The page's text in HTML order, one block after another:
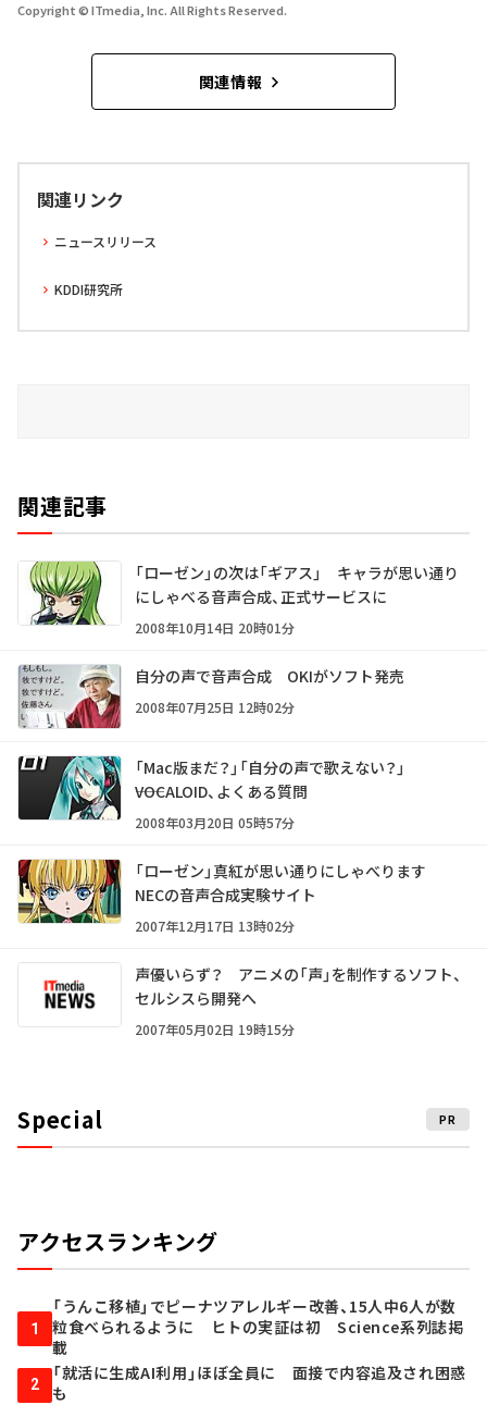
Copyright © ITmedia, Inc. All Rights Reserved.
関連情報
関連リンク
ニュースリリース
KDDI研究所
関連記事
「ローゼン」の次は「ギアス」 キャラが思い通り
にしゃべる音声合成、正式サービスに
2008年10月14日 20時01分
自分の声で音声合成 OKIがソフト発売
2008年07月25日 12時02分
「Mac版まだ？」「自分の声で歌えない？」
――VOCALOID、よくある質問
2008年03月20日 05時57分
「ローゼン」真紅が思い通りにしゃべります
NECの音声合成実験サイト
2007年12月17日 13時02分
声優いらず？ アニメの「声」を制作するソフト、
セルシスら開発へ
2007年05月02日 19時15分
Special PR
アクセスランキング
1
「うんこ移植」でピーナツアレルギー改善、15人中6人が数
粒食べられるように ヒトの実証は初 Science系列誌掲
載
2
「就活に生成AI利用」ほぼ全員に 面接で内容追及され困惑
も